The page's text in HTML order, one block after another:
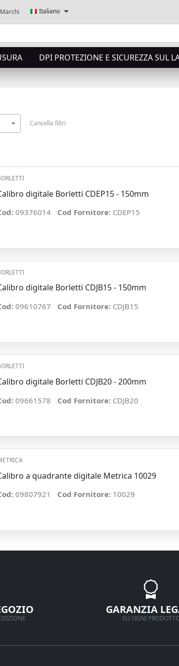
Marchi Italiano
DPI PROTEZIONE E SICUREZZA SUL
Cancella filtri
digitale Borletti CDEP15 - 150mm
09376014 Cod Fornitore: CDEP15
digitale Borletti CDJB15 - 150mm
09610767 Cod Fornitore: CDJB15
digitale Borletti CDJB20 - 200mm
09661578 Cod Fornitore: CDJB20
a quadrante digitale Metrica 10029
09807921 Cod Fornitore: 10029
GARANZIA
SU OGNI